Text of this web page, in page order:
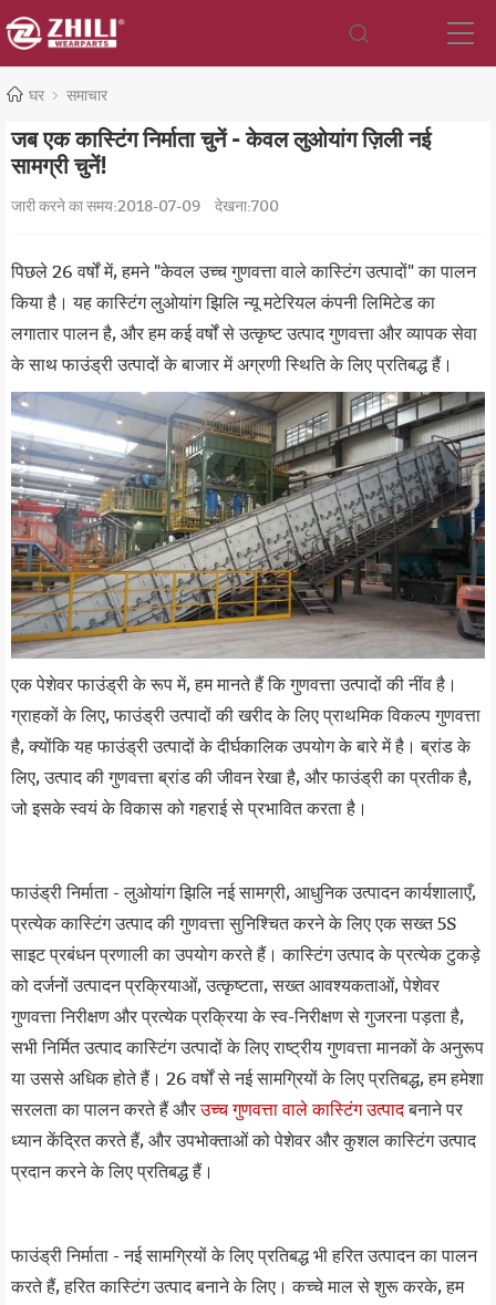
घर समाचार
जब एक कास्टिंग निर्माता चुनें - केवल लुओयांग ज़िली नई
सामग्री चुनें!
जारी करने का समय:2018-07-09 देखना:700
पिछले 26 वर्षों में, हमने "केवल उच्च गुणवत्ता वाले कास्टिंग उत्पादों" का पालन
किया है। यह कास्टिंग लुओयांग झिलि न्यू मटेरियल कंपनी लिमिटेड का
लगातार पालन है, और हम कई वर्षों से उत्कृष्ट उत्पाद गुणवत्ता और व्यापक सेवा
के साथ फाउंड्री उत्पादों के बाजार में अग्रणी स्थिति के लिए प्रतिबद्ध हैं।
एक पेशेवर फाउंड्री के रूप में, हम मानते हैं कि गुणवत्ता उत्पादों की नींव है।
ग्राहकों के लिए, फाउंड्री उत्पादों की खरीद के लिए प्राथमिक विकल्प गुणवत्ता
है, क्योंकि यह फाउंड्री उत्पादों के दीर्घकालिक उपयोग के बारे में है। ब्रांड के
लिए, उत्पाद की गुणवत्ता ब्रांड की जीवन रेखा है, और फाउंड्री का प्रतीक है,
जो इसके स्वयं के विकास को गहराई से प्रभावित करता है।
फाउंड्री निर्माता - लुओयांग झिलि नई सामग्री, आधुनिक उत्पादन कार्यशालाएँ,
प्रत्येक कास्टिंग उत्पाद की गुणवत्ता सुनिश्चित करने के लिए एक सख्त 5S
साइट प्रबंधन प्रणाली का उपयोग करते हैं। कास्टिंग उत्पाद के प्रत्येक टुकड़े
को दर्जनों उत्पादन प्रक्रियाओं, उत्कृष्टता, सख्त आवश्यकताओं, पेशेवर
गुणवत्ता निरीक्षण और प्रत्येक प्रक्रिया के स्व-निरीक्षण से गुजरना पड़ता है,
सभी निर्मित उत्पाद कास्टिंग उत्पादों के लिए राष्ट्रीय गुणवत्ता मानकों के अनुरूप
या उससे अधिक होते हैं। 26 वर्षों से नई सामग्रियों के लिए प्रतिबद्ध, हम हमेशा
सरलता का पालन करते हैं औरउच्च गुणवत्ता वाले कास्टिंग उत्पादबनाने पर
ध्यान केंद्रित करते हैं, और उपभोक्ताओं को पेशेवर और कुशल कास्टिंग उत्पाद
प्रदान करने के लिए प्रतिबद्ध हैं।
फाउंड्री निर्माता - नई सामग्रियों के लिए प्रतिबद्ध भी हरित उत्पादन का पालन
करते हैं, हरित कास्टिंग उत्पाद बनाने के लिए। कच्चे माल से शुरू करके, हम